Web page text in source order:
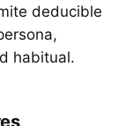
deducible
habitual.